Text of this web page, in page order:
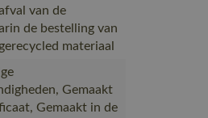
van de
de bestelling van
materiaal
Gemaakt
Gemaakt in de